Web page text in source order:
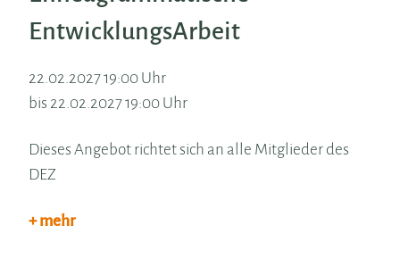
EntwicklungsArbeit
22.02.2027 19:00 Uhr
bis 22.02.2027 19:00 Uhr
Dieses Angebot richtet sich an alle Mitglieder des
DEZ
+ mehr